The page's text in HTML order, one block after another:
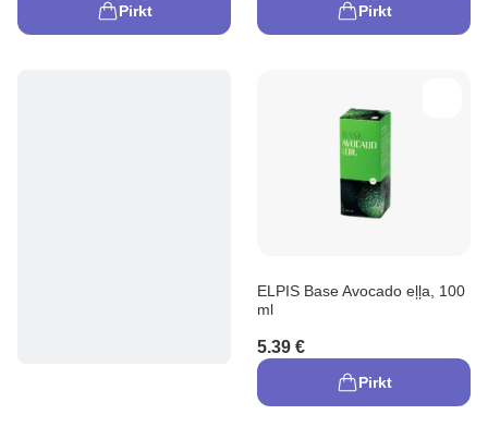
Pirkt Pirkt
ELPIS Base Avocado eļļa, 100
ml
5.39 €
Pirkt